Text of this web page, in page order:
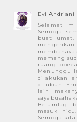
Evi Andriani
Selamat
Semoga
buat
memang
ruang
Menunggu
dilakukan
ditubuh.
lain
Belumlagi
masuk
Semoga